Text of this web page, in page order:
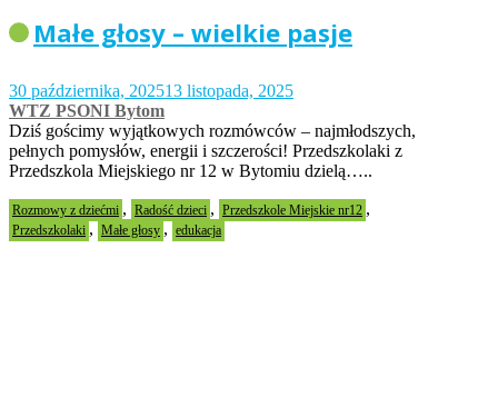
Małe głosy – wielkie pasje
30 października, 202513 listopada, 2025
WTZ PSONI Bytom
Dziś gościmy wyjątkowych rozmówców – najmłodszych,
pełnych pomysłów, energii i szczerości! Przedszkolaki z
Przedszkola Miejskiego nr 12 w Bytomiu dzielą…..
Rozmowy z dziećmi , Radość dzieci , Przedszkole Miejskie nr12 ,
Przedszkolaki , Małe głosy , edukacja